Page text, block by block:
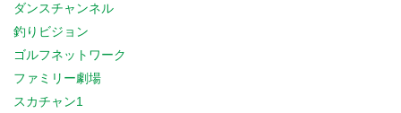
ダンスチャンネル
釣りビジョン
ゴルフネットワーク
ファミリー劇場
スカチャン1